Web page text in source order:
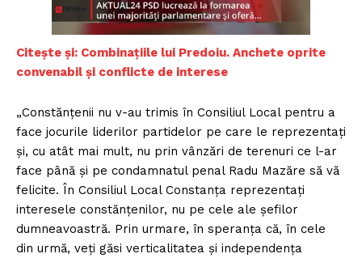
Citește și: Combinațiile lui Predoiu. Anchete oprite
convenabil și conflicte de interese
„Constănţenii nu v-au trimis în Consiliul Local pentru a
face jocurile liderilor partidelor pe care le reprezentaţi
şi, cu atât mai mult, nu prin vânzări de terenuri ce l-ar
face până şi pe condamnatul penal Radu Mazăre să vă
felicite. În Consiliul Local Constanţa reprezentaţi
interesele constănţenilor, nu pe cele ale şefilor
dumneavoastră. Prin urmare, în speranţa că, în cele
din urmă, veţi găsi verticalitatea şi independenţa